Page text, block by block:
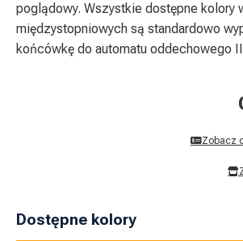
poglądowy. Wszystkie dostępne kolory
międzystopniowych są standardowo
końcówkę do automatu oddechowego
Zobacz
Dostępne kolory